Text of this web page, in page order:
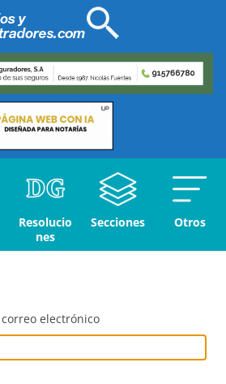
Resolucio
nes
Secciones Otros
electrónico